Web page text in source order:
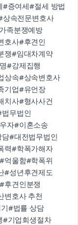
#증여세#절세 방법
상속전문변호사
족분쟁예방
호사#후견인
쟁#임대차계약
#강제집행
상속#상속변호사
기업#유언장
치사#형사사건
무법인
자#이혼소송
담#대전법무법인
력#학폭가해자
#억울함#학폭위
#성년후견제도
#후견인분쟁
변호사 추천
#법률 상담
#기업회생절차